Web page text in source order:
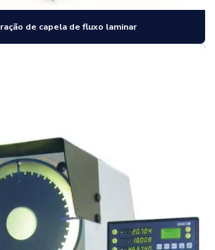
de capela de fluxo laminar